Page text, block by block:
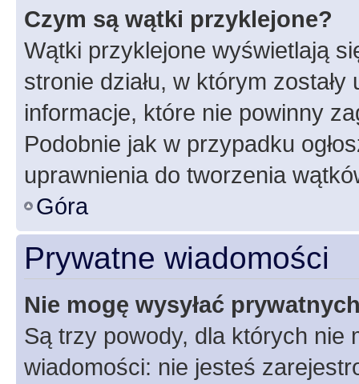
Czym są wątki przyklejone?
Wątki przyklejone wyświetlają
stronie działu, w którym
informacje, które nie powinny
Podobnie jak w przypadku
uprawnienia do tworzenia
Góra
Prywatne wiadomości
Nie mogę wysyłać
Są trzy powody, dla których nie
wiadomości: nie jesteś